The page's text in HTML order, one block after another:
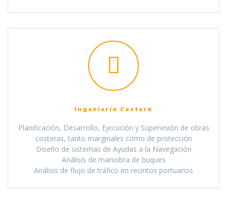
Ingeniería Costera
Planificación, Desarrollo, Ejecución y Supervisión de obras
costeras, tanto marginales como de protección
Diseño de sistemas de Ayudas a la Navegación
Análisis de maniobra de buques
Análisis de flujo de tráfico en recintos portuarios